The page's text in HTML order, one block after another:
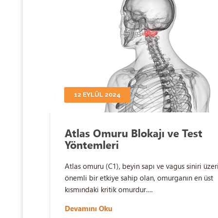
12 EYLÜL 2024
Atlas Omuru Blokajı ve Test
Yöntemleri
Atlas omuru (C1), beyin sapı ve vagus siniri
önemli bir etkiye sahip olan, omurganın en üst
kısmındaki kritik omurdur.…
Devamını Oku